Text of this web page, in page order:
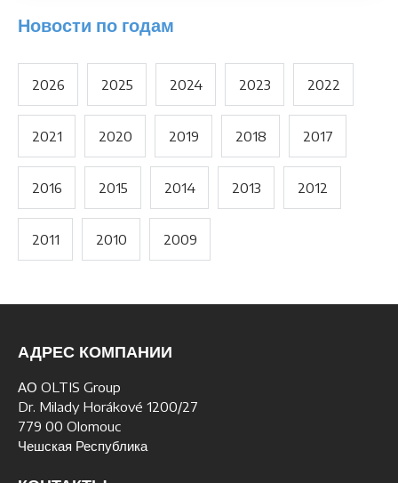
Новости по годам
2026 2025 2024 2023 2022
2021 2020 2019 2018 2017
2016 2015 2014 2013 2012
2011 2010 2009
АДРЕС КОМПАНИИ
АО OLTIS Group
Dr. Milady Horákové 1200/27
779 00 Olomouc
Чешская Республика